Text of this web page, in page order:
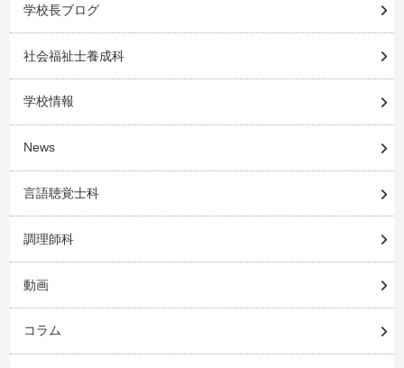
学校長ブログ
社会福祉士養成科
学校情報
News
言語聴覚士科
調理師科
動画
コラム